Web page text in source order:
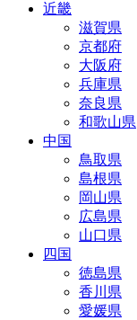
近畿
滋賀県
京都府
大阪府
兵庫県
奈良県
和歌山県
中国
鳥取県
島根県
岡山県
広島県
山口県
四国
徳島県
香川県
愛媛県